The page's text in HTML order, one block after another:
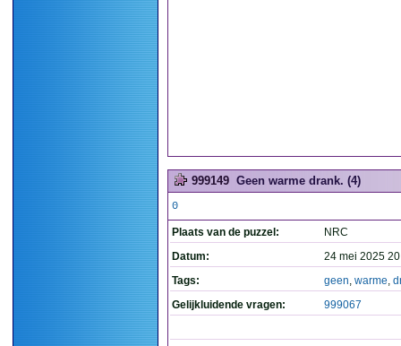
999149 Geen warme drank. (4)
0
Plaats van de puzzel:
NRC
Datum:
24 mei 2025
Tags:
geen, warme,
Gelijkluidende vragen:
999067